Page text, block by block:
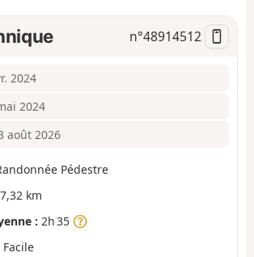
n°48914512
2024
2024
août 2026
Pédestre
7,32 km
: 2h 35
Facile